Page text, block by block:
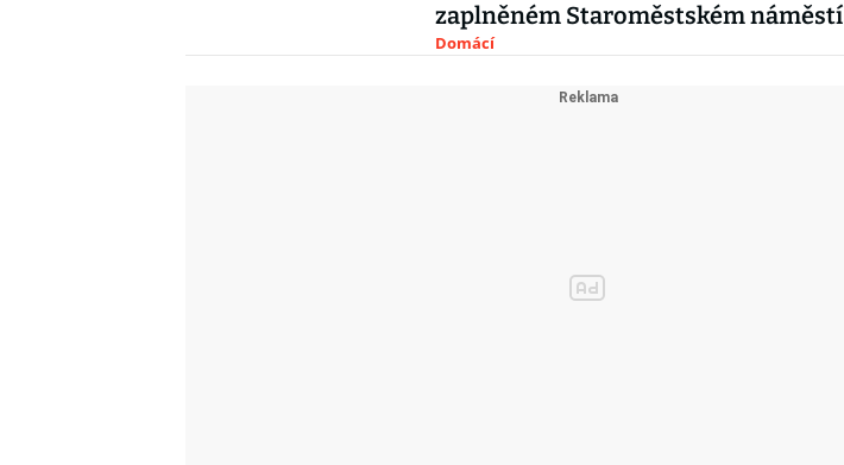
zaplněném Staroměstském náměstí
Domácí